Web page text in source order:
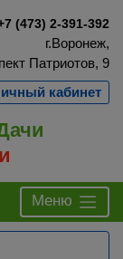
(473) 2-391-392
г.Воронеж,
Патриотов, 9
кабинет
Меню